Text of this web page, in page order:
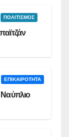
ΠΟΛΙΤΙΣΜΟΣ
ΕΠΙΚΑΙΡΟΤΗΤΑ